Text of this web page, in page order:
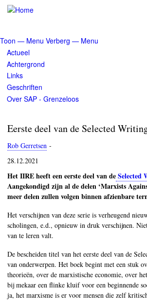
Overslaan
de
inhoud
gaan
Menu
Toon — Menu Verberg — Menu
Actueel
Achtergrond
Links
Geschriften
Over SAP - Grenzeloos
Eerste deel van de Selected
Rob Gerretsen -
28.12.2021
Het IIRE heeft een eerste deel van deSelected
Aangekondigd zijn al de delen ‘Marxists
meer delen zullen volgen binnen afzienbare
Het verschijnen van deze serie is verheugend
scholingen, e.d., opnieuw in druk verschijnen.
van te leren valt.
De bescheiden titel van het eerste deel van de
van onderwerpen. Het boek begint met een stuk
theorieën, over de marxistische economie, over
bij mekaar een flinke kluif voor een beginnende
ja, het marxisme is er voor mensen die zelf